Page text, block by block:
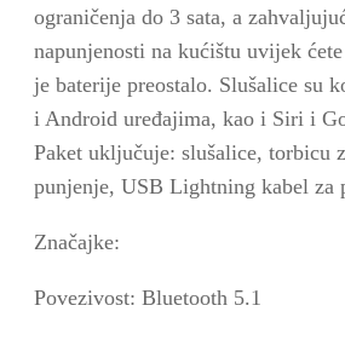
ograničenja do 3 sata, a
napunjenosti na kućištu uvijek
je baterije preostalo. Slušalice su
i Android uređajima, kao i Siri i
Paket uključuje: slušalice, torbicu
punjenje, USB Lightning kabel za
Značajke:
Povezivost: Bluetooth 5.1